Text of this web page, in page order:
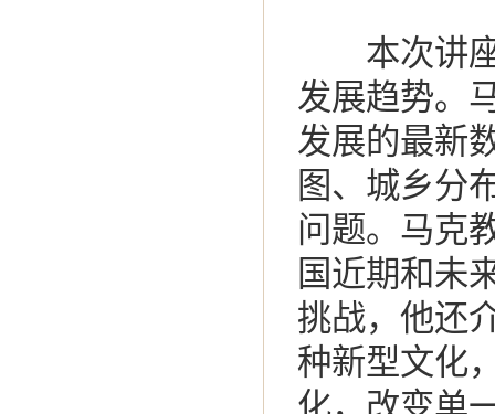
本次讲座
发展趋势。
发展的最新
图、城乡分
问题。马克
国近期和未
挑战，他还
种新型文化